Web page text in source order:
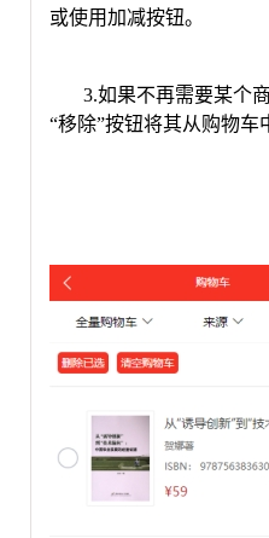
或使用加减按钮。
3.如果不再需要某个
“移除”按钮将其从购物车